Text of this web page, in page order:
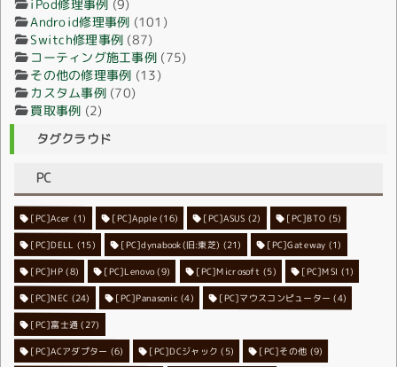
iPod修理事例 (9)
Android修理事例 (101)
Switch修理事例 (87)
コーティング施工事例 (75)
その他の修理事例 (13)
カスタム事例(70)
買取事例 (2)
タグクラウド
PC
[PC]Acer (1) [PC]Apple(16) [PC]ASUS (2) [PC]BTO (5)
[PC]DELL (15) [PC]dynabook(旧:東芝) (21) [PC]Gateway (1)
[PC]HP(8) [PC]Lenovo(9) [PC]Microsoft (5) [PC]MSI (1)
[PC]NEC (24) [PC]Panasonic (4) [PC]マウスコンピューター (4)
[PC]富士通 (27)
[PC]ACアダプター (6) [PC]DCジャック (5) [PC]その他 (9)